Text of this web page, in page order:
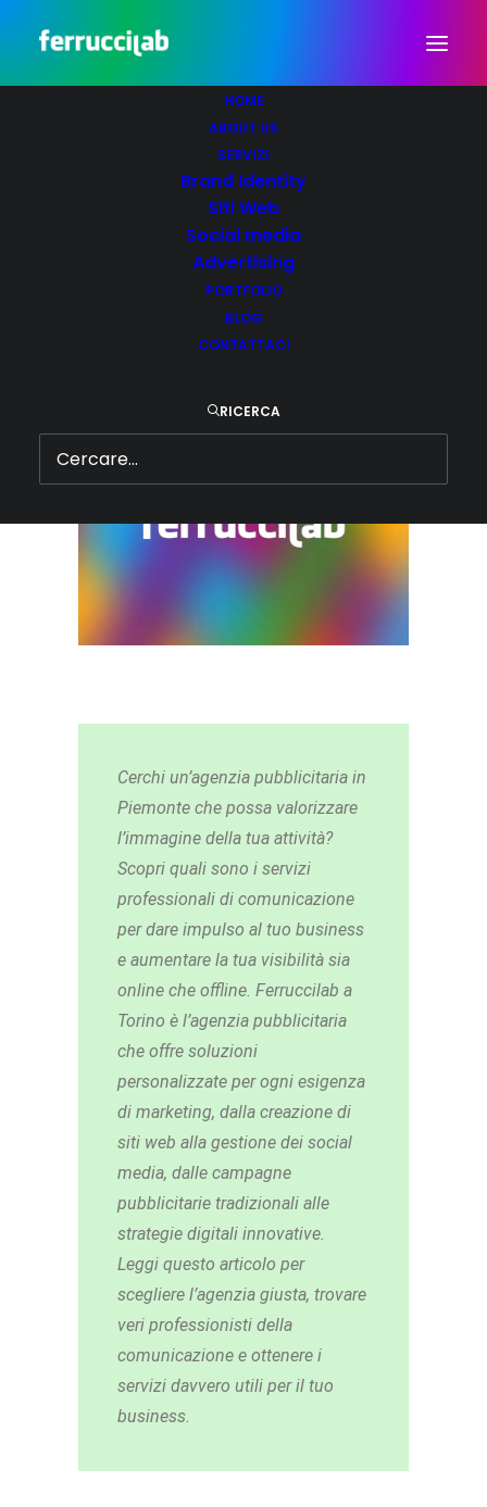
HOME
ABOUT US
SERVIZI
Brand Identity
Siti Web
Social media
Advertising
PORTFOLIO
BLOG
CONTATTACI
RICERCA
Agenzia pubblicitaria in
Piemonte: servizi di
comunicazione
aziendale.
INBRAND IDENTITY,
WEB DESIGN | BY FERRUCCILAB
Cerchi un’agenzia pubblicitaria in
Piemonte che possa valorizzare
l’immagine della tua attività?
Scopri quali sono i servizi
professionali di comunicazione
per dare impulso al tuo business
e aumentare la tua visibilità sia
online che offline. Ferruccilab a
Torino è l’agenzia pubblicitaria
che offre soluzioni
personalizzate per ogni esigenza
di marketing, dalla creazione di
siti web alla gestione dei social
media, dalle campagne
pubblicitarie tradizionali alle
strategie digitali innovative.
Leggi questo articolo per
scegliere l’agenzia giusta, trovare
veri professionisti della
comunicazione e ottenere i
servizi davvero utili per il tuo
business.